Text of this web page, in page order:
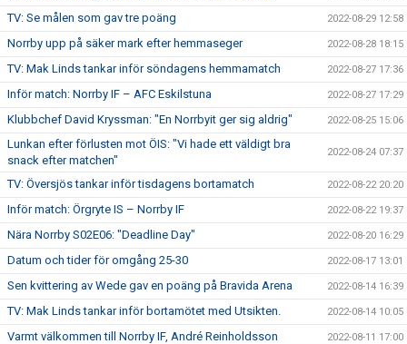
TV: Se målen som gav tre poäng 2022-08-29 12:58
Norrby upp på säker mark efter hemmaseger 2022-08-28 18:15
TV: Mak Linds tankar inför söndagens hemmamatch 2022-08-27 17:36
Inför match: Norrby IF – AFC Eskilstuna 2022-08-27 17:29
Klubbchef David Kryssman: "En Norrbyit ger sig aldrig" 2022-08-25 15:06
Lunkan efter förlusten mot ÖIS: "Vi hade ett väldigt bra
snack efter matchen"
2022-08-24 07:37
TV: Översjös tankar inför tisdagens bortamatch 2022-08-22 20:20
Inför match: Örgryte IS – Norrby IF 2022-08-22 19:37
Nära Norrby S02E06: "Deadline Day" 2022-08-20 16:29
Datum och tider för omgång 25-30 2022-08-17 13:01
Sen kvittering av Wede gav en poäng på Bravida Arena 2022-08-14 16:39
TV: Mak Linds tankar inför bortamötet med Utsikten. 2022-08-14 10:05
Varmt välkommen till Norrby IF, André Reinholdsson 2022-08-11 17:00